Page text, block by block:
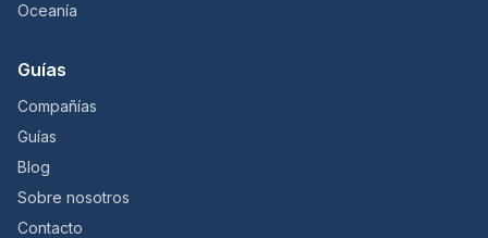
Oceanía
Guías
Compañías
Guías
Blog
Sobre nosotros
Contacto